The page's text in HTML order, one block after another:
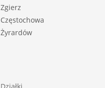
Zgierz
Częstochowa
Żyrardów